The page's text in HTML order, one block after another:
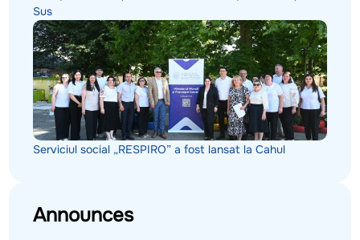
Sus
Serviciul social „RESPIRO” a fost lansat la Cahul
Announces